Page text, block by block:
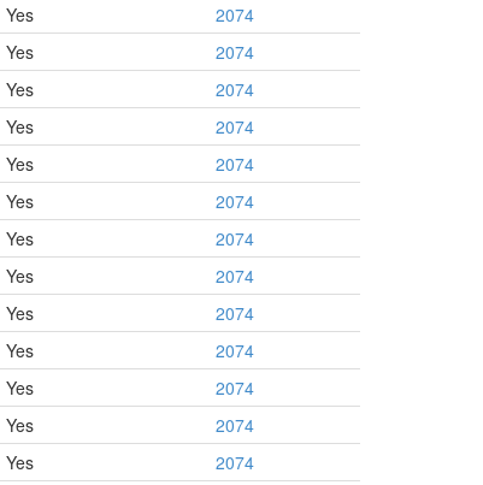
Yes
2074
Yes
2074
Yes
2074
Yes
2074
Yes
2074
Yes
2074
Yes
2074
Yes
2074
Yes
2074
Yes
2074
Yes
2074
Yes
2074
Yes
2074